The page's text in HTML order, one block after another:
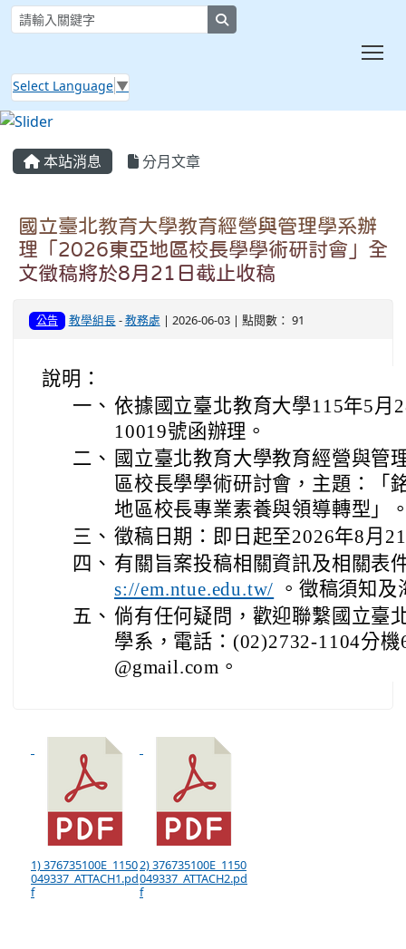
Select Language ▼
本站消息 分月文章
國立臺北教育大學教育經營與管理學系辦
理「2026東亞地區校長學學術研討會」全
文徵稿將於8月21日截止收稿
公告 教學組長-教務處 | 2026-06-03 | 點閱數： 91
說明：
一、 依據國立臺北教育大學115年5月
10019號函辦理。
二、 國立臺北教育大學教育經營與管
區校長學學術研討會，主題：「
地區校長專業素養與領導轉型」
三、 徵稿日期：即日起至2026年8月
四、 有關旨案投稿相關資訊及相關表
s://em.ntue.edu.tw/ 。徵稿須知
五、 倘有任何疑問，歡迎聯繫國立臺
學系，電話：(02)2732-1104分
@gmail.com。
1) 376735100E_1150
049337_ATTACH1.pd
f
2) 376735100E_1150
049337_ATTACH2.pd
f